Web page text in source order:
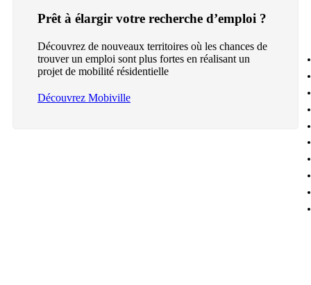
Prêt à élargir votre recherche d’emploi ?
Découvrez de nouveaux territoires où les chances de
trouver un emploi sont plus fortes en réalisant un
projet de mobilité résidentielle
Découvrez Mobiville